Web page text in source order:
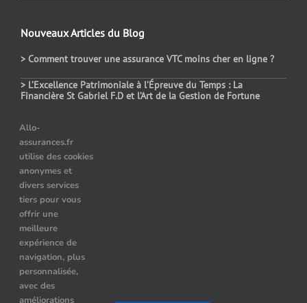
Nouveaux Articles du Blog
> Comment trouver une assurance VTC moins cher en ligne ?
> L’Excellence Patrimoniale à l’Épreuve du Temps : La
Financière St Gabriel F.D et l’Art de la Gestion de Fortune
> Assurance auto temporaire : dans quels cas choisir ce contrat
> Le prix des assurances pour les véhicules hybrides : comment
choisir ?
> Quelle assurance auto après résiliation pour alcoolémie ?
Nos Partenaires
Location de limousine à Paris
Allo-
assurances.fr
utilise des cookies
anonymes et
divers services
tiers pour vous
offrir une
meilleure
expérience de
navigation, plus
personnalisée,
avec des
améliorations